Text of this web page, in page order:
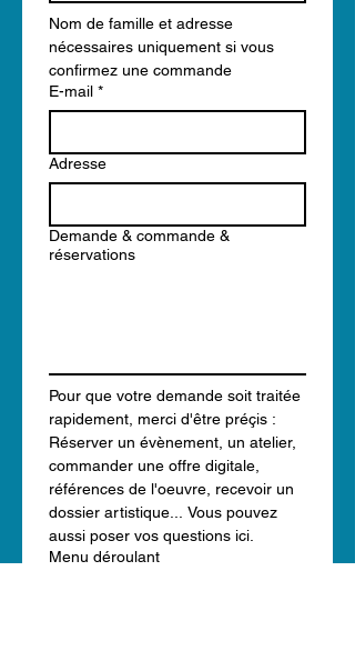
Nom de famille et adresse
nécessaires uniquement si vous
confirmez une commande
E-mail *
Adresse
Demande & commande &
réservations
Pour que votre demande soit traitée
rapidement, merci d'être préçis :
Réserver un évènement, un atelier,
commander une offre digitale,
références de l'oeuvre, recevoir un
dossier artistique... Vous pouvez
aussi poser vos questions ici.
Menu déroulant